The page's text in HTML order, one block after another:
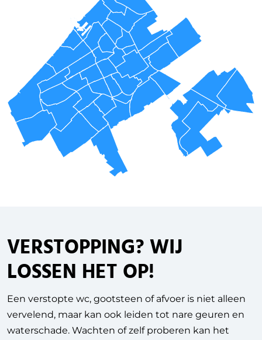
VERSTOPPING? WIJ
LOSSEN HET OP!
Een verstopte wc, gootsteen of afvoer is niet alleen
vervelend, maar kan ook leiden tot nare geuren en
waterschade. Wachten of zelf proberen kan het